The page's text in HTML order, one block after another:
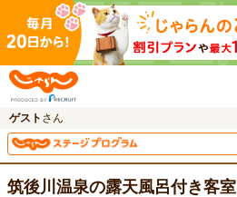
ゲスト さん
筑後川温泉の露天風呂付き客室